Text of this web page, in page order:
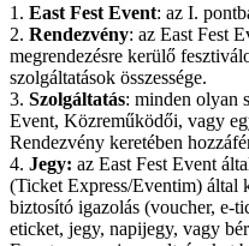
1. East Fest Event: az I.
2. Rendezvény: az East Fest
megrendezésre kerülő
szolgáltatások összessége.
3. Szolgáltatás: minden olyan
Event, Közreműködői, vagy
Rendezvény keretében
4. Jegy: az East Fest Event
(Ticket Express/Eventim) által
biztosító igazolás (voucher, e-
eticket, jegy, napijegy, vagy